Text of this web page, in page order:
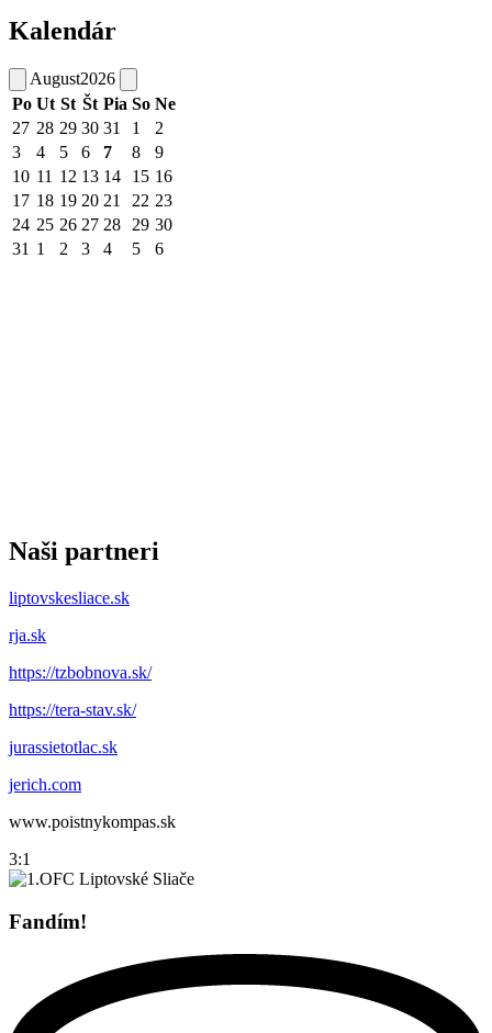
Kalendár
August2026
Po Ut St Št Pia So Ne
27 28 29 30 31 1
2
3
4 5 6 7 8
9
10 11 12 13 14 15 16
17 18 19 20 21 22 23
24 25 26 27 28 29 30
31 1 2 3 4 5 6
Naši partneri
liptovskesliace.sk
rja.sk
https://tzbobnova.sk/
https://tera-stav.sk/
jurassietotlac.sk
jerich.com
www.poistnykompas.sk
3:1
Fandím!